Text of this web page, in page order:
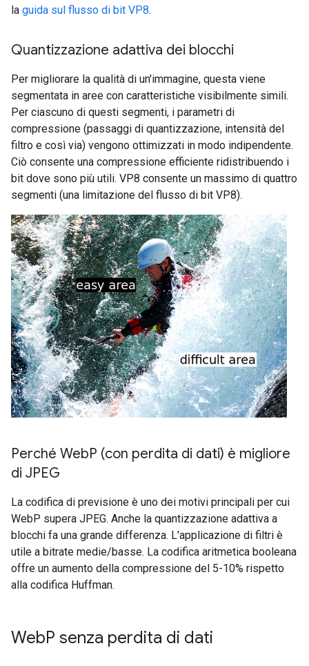
la guida sul flusso di bit VP8.
Quantizzazione adattiva dei blocchi
Per migliorare la qualità di un'immagine, questa viene
segmentata in aree con caratteristiche visibilmente simili.
Per ciascuno di questi segmenti, i parametri di
compressione (passaggi di quantizzazione, intensità del
filtro e così via) vengono ottimizzati in modo indipendente.
Ciò consente una compressione efficiente ridistribuendo i
bit dove sono più utili. VP8 consente un massimo di quattro
segmenti (una limitazione del flusso di bit VP8).
Perché WebP (con perdita di dati) è migliore
di JPEG
La codifica di previsione è uno dei motivi principali per cui
WebP supera JPEG. Anche la quantizzazione adattiva a
blocchi fa una grande differenza. L'applicazione di filtri è
utile a bitrate medie/basse. La codifica aritmetica booleana
offre un aumento della compressione del 5-10% rispetto
alla codifica Huffman.
WebP senza perdita di dati